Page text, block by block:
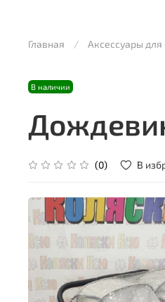
Главная Аксессуары для
В наличии
(0) В